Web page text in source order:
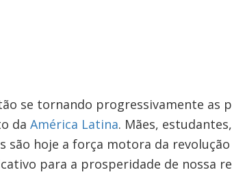
se tornando progressivamente as
da América Latina. Mães,
são hoje a força motora da
para a prosperidade de nossa